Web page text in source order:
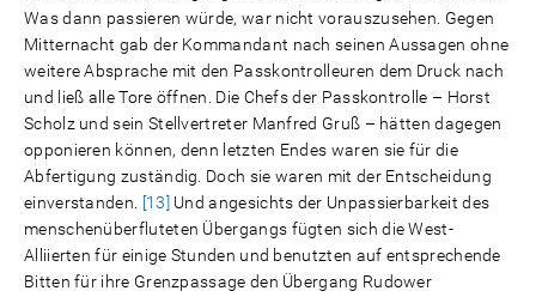
Was dann passieren würde, war nicht vorauszusehen. Gegen
Mitternacht gab der Kommandant nach seinen Aussagen ohne
weitere Absprache mit den Passkontrolleuren dem Druck nach
und ließ alle Tore öffnen. Die Chefs der Passkontrolle – Horst
Scholz und sein Stellvertreter Manfred Gruß – hätten dagegen
opponieren können, denn letzten Endes waren sie für die
Abfertigung zuständig. Doch sie waren mit der Entscheidung
einverstanden.
[13] Und angesichts der Unpassierbarkeit des
menschenüberfluteten Übergangs fügten sich die West-
Alliierten für einige Stunden und benutzten auf entsprechende
Bitten für ihre Grenzpassage den Übergang Rudower